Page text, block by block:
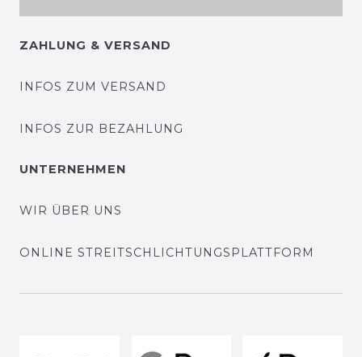
ZAHLUNG & VERSAND
INFOS ZUM VERSAND
INFOS ZUR BEZAHLUNG
UNTERNEHMEN
WIR ÜBER UNS
ONLINE STREITSCHLICHTUNGSPLATTFORM